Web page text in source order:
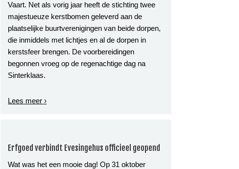
Vaart. Net als vorig jaar heeft de stichting twee
majestueuze kerstbomen geleverd aan de
plaatselijke buurtverenigingen van beide dorpen,
die inmiddels met lichtjes en al de dorpen in
kerstsfeer brengen. De voorbereidingen
begonnen vroeg op de regenachtige dag na
Sinterklaas.
Lees meer ›
Erfgoed verbindt Evesingehus officieel geopend
Wat was het een mooie dag! Op 31 oktober